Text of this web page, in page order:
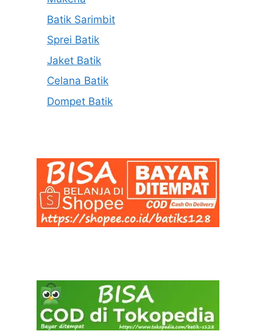
Batik Sarimbit
Sprei Batik
Jaket Batik
Celana Batik
Dompet Batik